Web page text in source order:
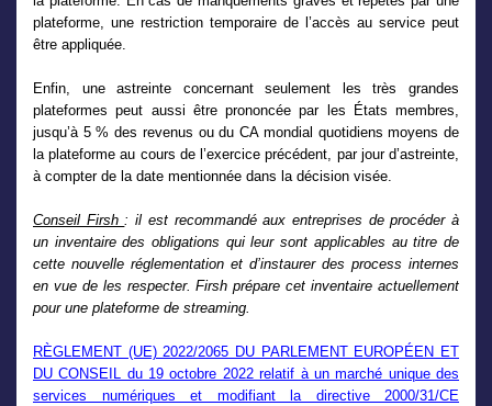
plateforme, une restriction temporaire de l’accès au service peut
être appliquée.
Enfin, une astreinte concernant seulement les très grandes
plateformes peut aussi être prononcée par les États membres,
jusqu’à 5 % des revenus ou du CA mondial quotidiens moyens de
la plateforme au cours de l’exercice précédent, par jour d’astreinte,
à compter de la date mentionnée dans la décision visée.
Conseil Firsh: il est recommandé aux entreprises de procéder à
un inventaire des obligations qui leur sont applicables au titre de
cette nouvelle réglementation et d’instaurer des process internes
en vue de les respecter. Firsh prépare cet inventaire actuellement
pour une plateforme de streaming.
RÈGLEMENT (UE) 2022/2065 DU PARLEMENT EUROPÉEN ET
DU CONSEIL du 19 octobre 2022 relatif à un marché unique des
services numériques et modifiant la directive 2000/31/CE